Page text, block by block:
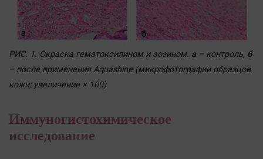
РИС. 1. Окраска гематоксилином и эозином. а – контроль, б
– после применения Aquashine (микрофотографии образцов
кожи; увеличение × 100)
Иммуногистохимическое
исследование